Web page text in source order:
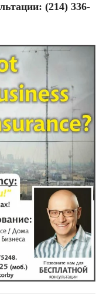
(214) 336-